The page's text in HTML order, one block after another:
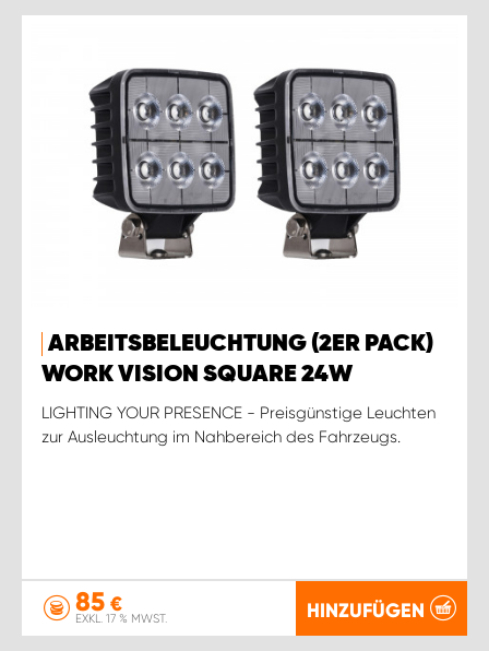
ARBEITSBELEUCHTUNG (2ER PACK)
WORK VISION SQUARE 24W
LIGHTING YOUR PRESENCE - Preisgünstige Leuchten
zur Ausleuchtung im Nahbereich des Fahrzeugs.
85 €
EXKL. 17 % MWST. HINZUFÜGEN